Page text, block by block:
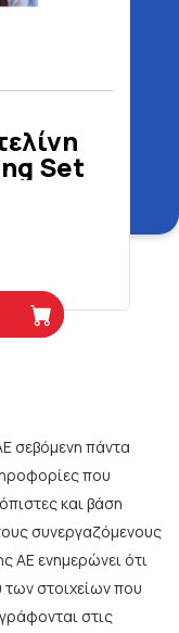
Set
σεβόμενη πάντα
που
και βάση
συνεργαζόμενους
ΑΕ ενημερώνει ότι
στοιχείων που
στις